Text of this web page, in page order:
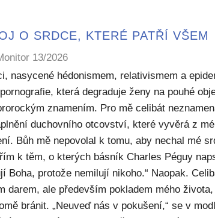
O SRDCE, KTERÉ PATŘÍ VŠEM
13/2026
nasycené hédonismem, relativismem a
která degraduje ženy na pouhé
znamením. Pro mě celibát
duchovního otcovství, které vyvěrá z
Bůh mě nepovolal k tomu, aby nechal mé
k těm, o kterých básník Charles Péguy
Boha, protože nemilují nikoho.“ Naopak.
darem, ale především pokladem mého života,
bránit. „Neuveď nás v pokušení,“ se v